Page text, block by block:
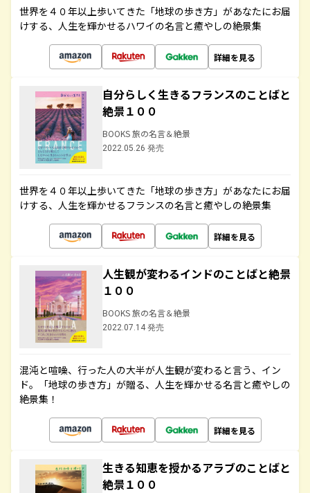
世界を４０年以上歩いてきた「地球の歩き方」があなたにお届
けする、人生を輝かせるハワイの名言と癒やしの絶景集
詳細を見る
自分らしく生きるフランスのことばと
絶景１００
BOOKS 旅の名言＆絶景
2022.05.26 発売
世界を４０年以上歩いてきた「地球の歩き方」があなたにお届
けする、人生を輝かせるフランスの名言と癒やしの絶景集
詳細を見る
人生観が変わるインドのことばと絶景
１００
BOOKS 旅の名言＆絶景
2022.07.14 発売
混沌と喧噪、行った人の大半が人生観が変わると言う、イン
ド。「地球の歩き方」が贈る、人生を輝かせる名言と癒やしの
絶景集！
詳細を見る
生きる知恵を授かるアラブのことばと
絶景１００